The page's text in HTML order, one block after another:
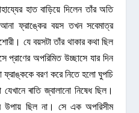
হাত বাড়িয়ে দিলেন তাঁর অতি
ফ্রাঙ্কের বয়স তখন সবেমাত্র
যে বয়সটা তাঁর থাকার কথা ছিল
অপরিমিত উচ্ছাসে যার দিন
ফ্রাঙ্ককে বরণ করে নিতে হলো ঘুপচি
ৰাতি জ্বালানো নিষেধ ছিল।
উপায় ছিল না। সে এক অপরিসীম